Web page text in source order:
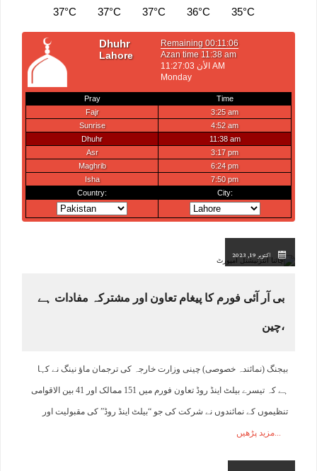
37°C 37°C 37°C 36°C 35°C
اکتوبر 19, 2023
بی آر آئی فورم کا پیغام تعاون اور مشترکہ مفادات ہے
،چین
بیجنگ (نمائندہ خصوصی) چینی وزارت خارجہ کی ترجمان ماؤ نینگ نے کہا
ہے کہ تیسرے بیلٹ اینڈ روڈ تعاون فورم میں 151 ممالک اور 41 بین الاقوامی
تنظیموں کے نمائندوں نے شرکت کی جو “بیلٹ اینڈ روڈ” کی مقبولیت اور
مزید پڑھیں